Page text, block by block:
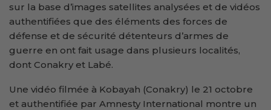
sur la base d’images satellites analysées et de vidéos
authentifiées que des éléments des forces de
défense et de sécurité détenteurs d’armes de
guerre en ont fait usage dans plusieurs localités,
dont Conakry et Labé.
Une vidéo filmée à Kobayah (Conakry) le 21 octobre
et authentifiée par Amnesty International montre un